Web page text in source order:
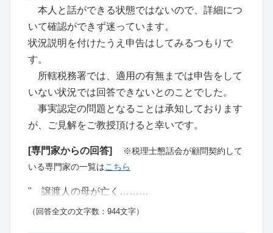
本人と話ができる状態ではないので、詳細につ
いて確認ができず迷っています。
状況説明を付けたうえ申告はしてみるつもりで
す。
所轄税務署では、適用の有無までは申告をして
いない状況では回答できないとのことでした。
事実認定の問題となることは承知しております
が、ご見解をご教授頂けると幸いです。
[専門家からの回答]
※税理士懇話会が顧問契約して
いる専門家の一覧はこちら
" 譲渡人の母が亡く………
（回答全文の文字数：944文字）